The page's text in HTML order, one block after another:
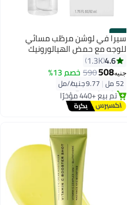
#14
سيرا في لوشن مرطّب مسائي
للوجه مع حمض الهيالورونيك
52ملليلتر4.6
1.3K
جنيه508
590 خصم 13%
52 مل |
أقل سعر في 7 يوم
توصيل مجاني
تم بيع +440 مؤخرًا
أقل سعر في 7 يوم